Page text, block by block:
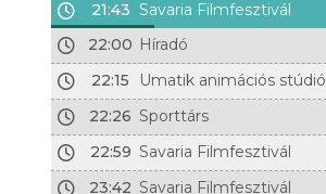
21:43 Savaria Filmfesztivál
22:00 Híradó
22:15
Umatik animációs stúdió
22:26 Sporttárs
22:59 Savaria Filmfesztivál
23:42 Savaria Filmfesztivál